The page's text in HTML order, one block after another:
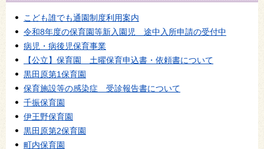
こども誰でも通園制度利用案内
令和8年度の保育園等新入園児 途中入所申請の受付中
病児・病後児保育事業
【公立】保育園 土曜保育申込書・依頼書について
黒田原第1保育園
保育施設等の感染症 受診報告書について
千振保育園
伊王野保育園
黒田原第2保育園
町内保育園